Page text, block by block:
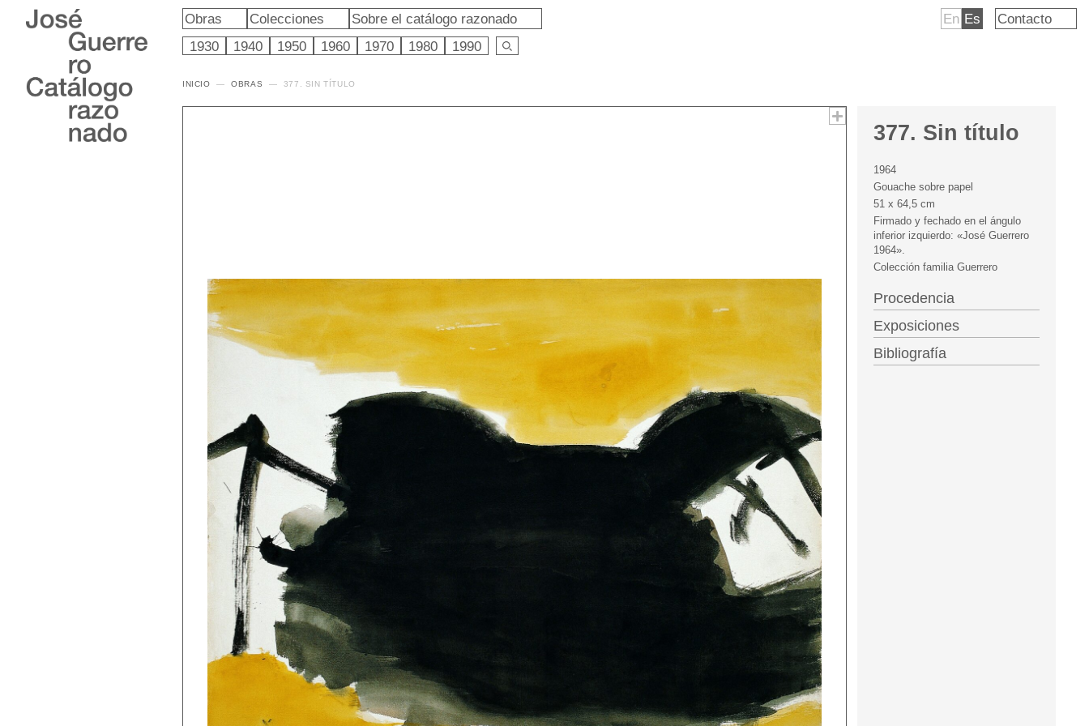
Obras Colecciones
Sobre el catálogo razonado
1930
1940 1950 1960 1970 1980 1990
En Es Contacto
INICIO OBRAS 377. SIN TÍTULO
377. Sin título
1964
Gouache sobre papel
51 x 64,5 cm
Firmado y fechado en el ángulo
inferior izquierdo: «José Guerrero
1964».
Colección familia Guerrero
Procedencia
Exposiciones
Bibliografía